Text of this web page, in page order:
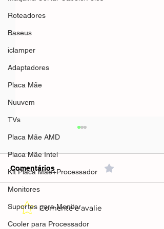
Roteadores
Baseus
iclamper
Adaptadores
Placa Mãe
Nuuvem
TVs
Placa Mãe AMD
Placa Mãe Intel
Kit Placa Mãe+Processador
Monitores
Suportes para Monitor
Cooler para Processador
Mifa A90 Speaker 60w
Preto(AliExpress)Preto-
Comentários
Comente e avalie